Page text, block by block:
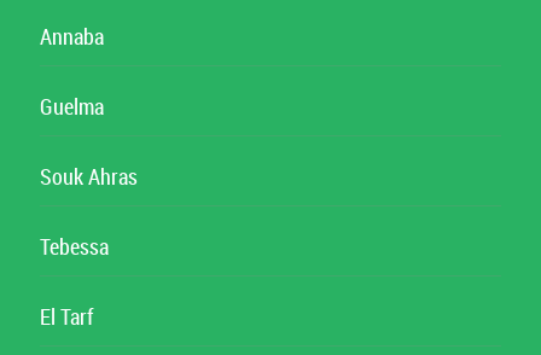
Annaba
Guelma
Souk Ahras
Tebessa
El Tarf